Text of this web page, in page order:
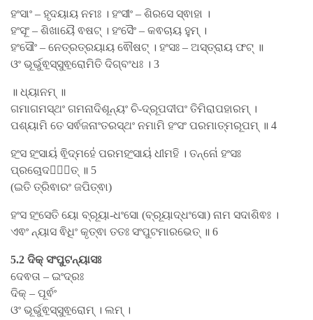
ହଂସାଂ – ହୃଦୟାୟ ନମଃ । ହଂସୀଂ – ଶିରସେ ସ୍ଵାହା ।
ହଂସୂଂ – ଶିଖାୟୈ ଵଷଟ୍ । ହଂସୈଂ – କଵଚାୟ ହୁମ୍ ।
ହଂସୌଂ – ନେତ୍ରତ୍ରୟାୟ ଵୌଷଟ୍ । ହଂସଃ – ଅସ୍ତ୍ରାୟ ଫଟ୍ ॥
ଓଂ ଭୂର୍ଭୁଵ॒ସ୍ସୁଵ॒ରୋମିତି ଦିଗ୍ବଂଧଃ । 3
॥ ଧ୍ୟାନମ୍ ॥
ଗମାଗମସ୍ଥଂ ଗମନାଦିଶୂନ୍ୟଂ ଚି-ଦ୍ରୂପଦୀପଂ ତିମିରାପହାରମ୍ ।
ପଶ୍ୟାମି ତେ ସର୍ଵଜନାଂତରସ୍ଥଂ ନମାମି ହଂସଂ ପରମାତ୍ମରୂପମ୍ ॥ 4
ହଂ॒ସ ହଂ॒ସାୟ॑ ଵି॒ଦ୍ମହେ॑ ପରମହଂ॒ସାୟ॑ ଧୀମହି । ତନ୍ନୋ॑ ହଂସଃ
ପ୍ରଚୋ॒ଦୟା᳚ତ୍ ॥ 5
(ଇତି ତ୍ରିଵାରଂ ଜପିତ୍ଵା)
ହଂସ ହଂ॒ସେତି ୟୋ ବ୍ରୂୟା-ଧଂସୋ (ବ୍ରୂୟାଦ୍ଧଂସୋ) ନାମ ସଦାଶିଵଃ ।
ଏଵଂ ନ୍ୟାସ ଵିଧିଂ କୃତ୍ଵା ତତଃ ସଂପୁଟମାରଭେତ୍ ॥ 6
5.2 ଦିକ୍ ସଂପୁଟନ୍ୟାସଃ
ଦେଵତା – ଇଂଦ୍ରଃ
ଦିକ୍ – ପୂର୍ଵଂ
ଓଂ ଭୂର୍ଭୁଵ॒ସ୍ସୁଵ॒ରୋମ୍ । ଲମ୍ ।